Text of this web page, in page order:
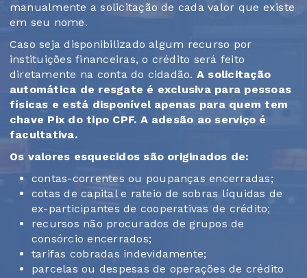
manualmente a solicitação de cada valor que existe
em seu nome.
Caso seja disponibilizado algum recurso por
instituições financeiras, o crédito será feito
diretamente na conta do cidadão. A solicitação
automática de resgate é exclusiva para pessoas
físicas e está disponível apenas para quem tem
chave Pix do tipo CPF. A adesão ao serviço é
facultativa.
Os valores esquecidos são originados de:
contas-correntes ou poupanças encerradas;
cotas de capital e rateio de sobras líquidas de
ex-participantes de cooperativas de crédito;
recursos não procurados de grupos de
consórcio encerrados;
tarifas cobradas indevidamente;
parcelas ou despesas de operações de crédito